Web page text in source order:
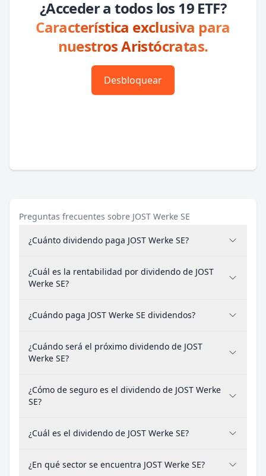
¿Acceder a todos los 19 ETF?
Característica exclusiva para
nuestros Aristócratas.
Desbloquear
Preguntas frecuentes sobre JOST Werke SE
¿Cuánto dividendo paga JOST Werke SE?
¿Cuál es la rentabilidad por dividendo de JOST
Werke SE?
¿Cuándo paga JOST Werke SE dividendos?
¿Cuándo será el próximo dividendo de JOST
Werke SE?
¿Cómo de seguro es el dividendo de JOST Werke
SE?
¿Cuál es el dividendo de JOST Werke SE?
¿En qué sector se encuentra JOST Werke SE?